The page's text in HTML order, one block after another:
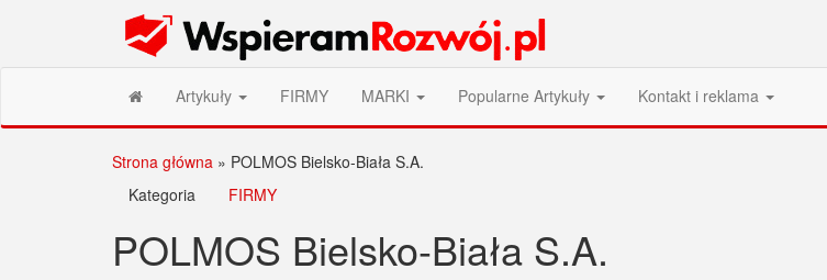
Wspieram Rozwój PL
Artykuły FIRMY MARKI Popularne Artykuły Kontakt i reklama
Strona główna » POLMOS Bielsko-Biała S.A.
Kategoria
FIRMY
POLMOS Bielsko-Biała S.A.